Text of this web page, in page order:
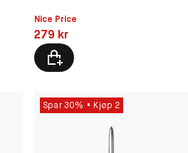
Nice Price
Pris: 279 kr
279 kr
Spar 30% Kjøp 2